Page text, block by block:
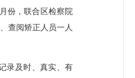
份，联合区检察院
查阅矫正人员一人
录及时、真实、有